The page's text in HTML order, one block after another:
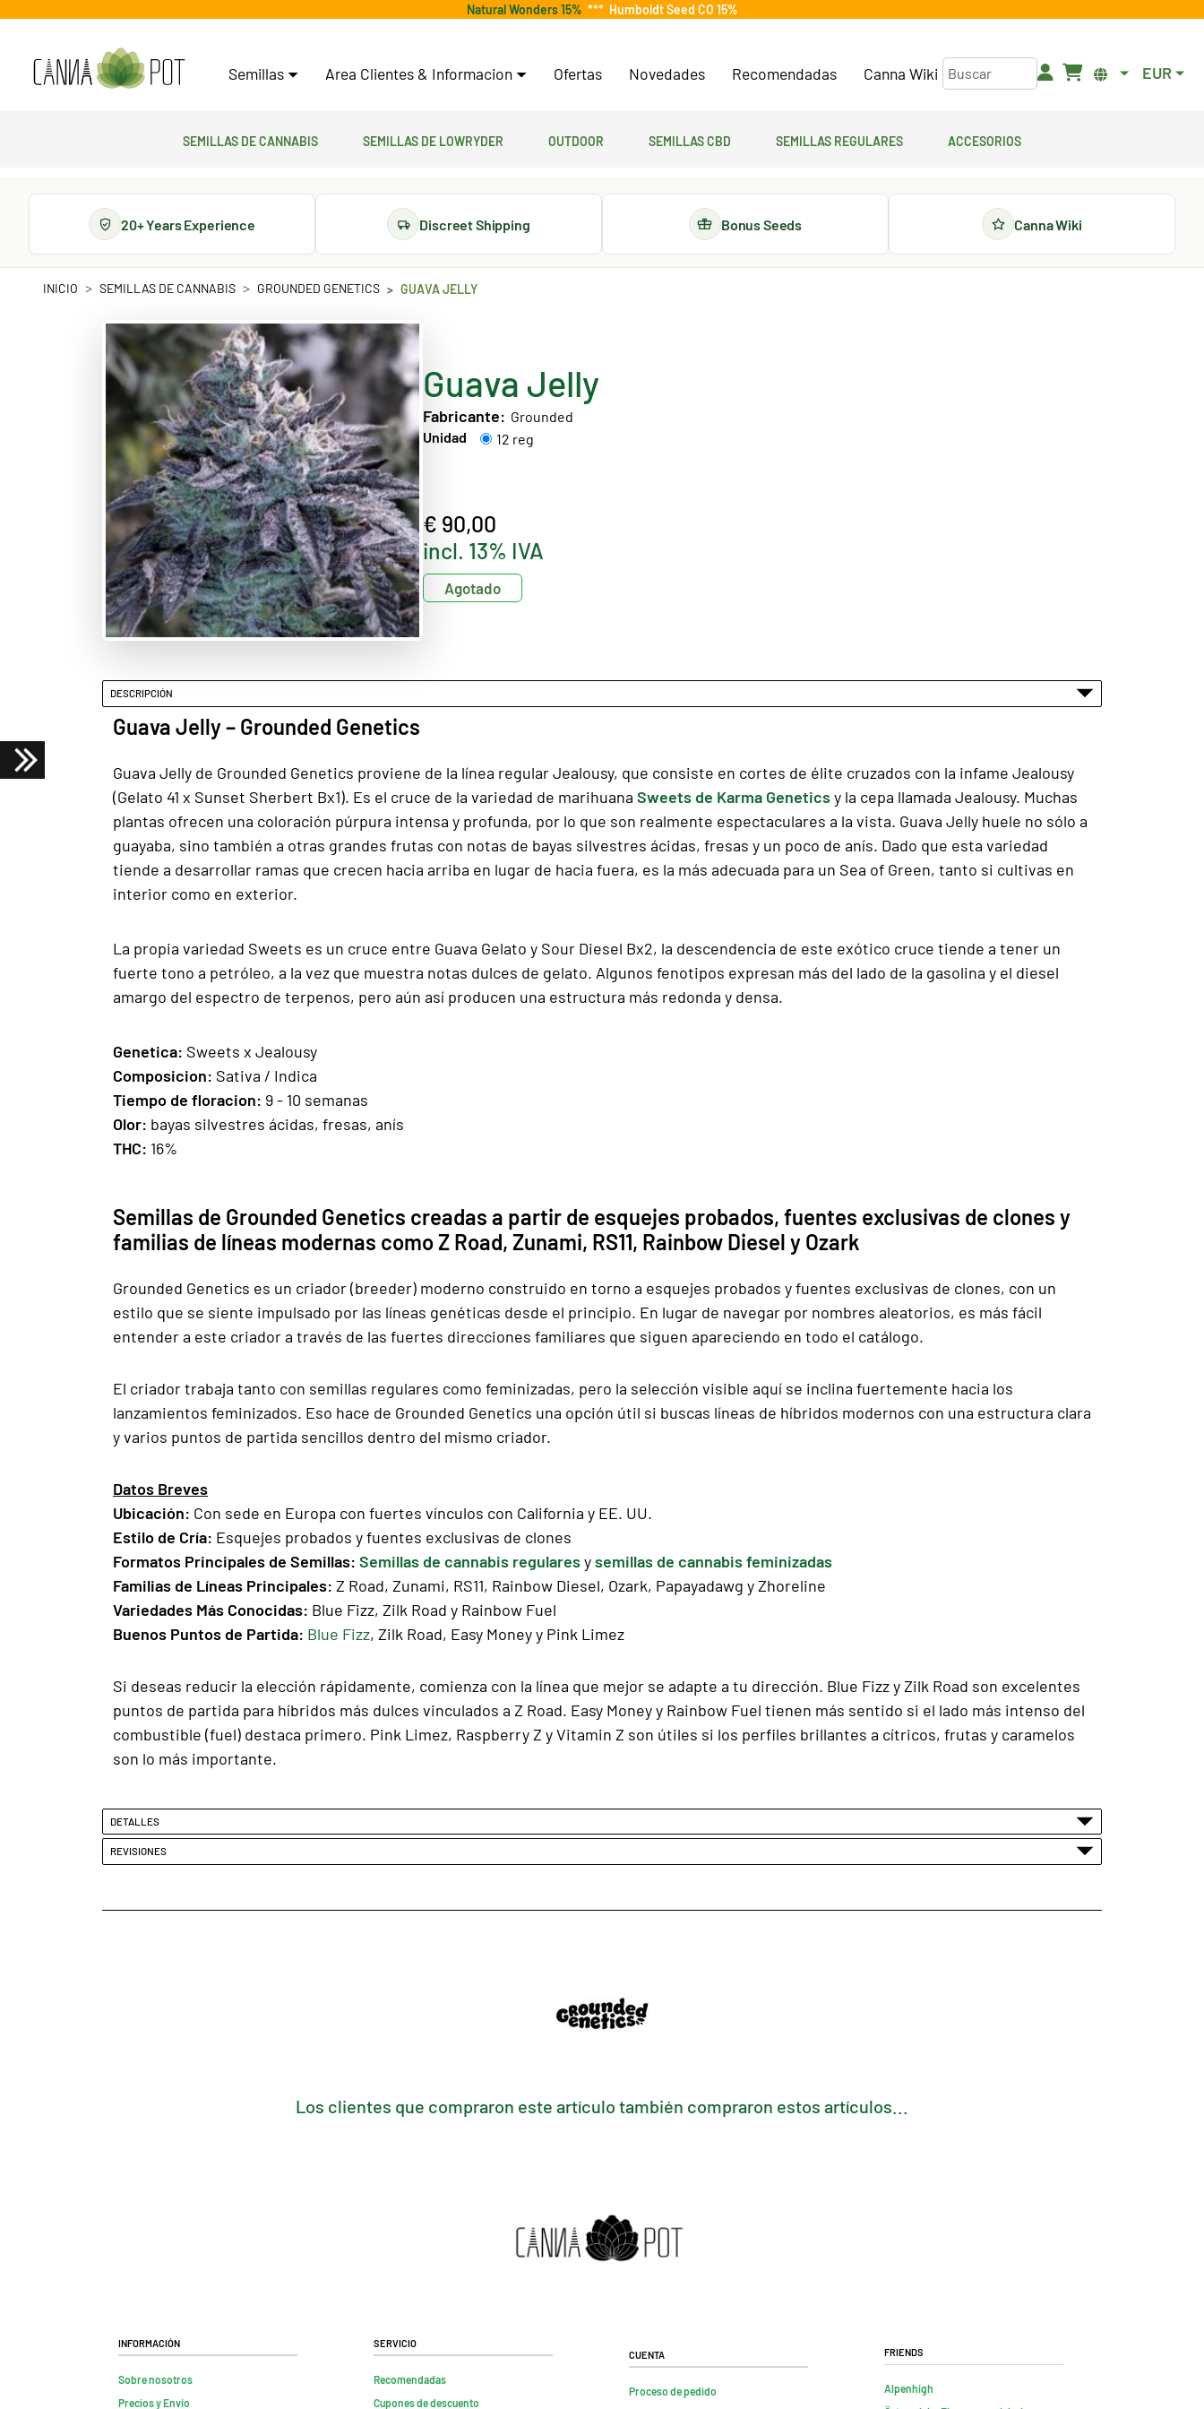
Natural Wonders 15% *** Humboldt Seed CO 15%
Semillas Area Clientes & Informacion Ofertas Novedades Recomendadas Canna Wiki EUR
Semillas de cannabis Semillas de lowryder Outdoor Semillas CBD Semillas regulares Accesorios
20+ Years Experience Discreet Shipping Bonus Seeds Canna Wiki
INICIO SEMILLAS DE CANNABIS GROUNDED GENETICS GUAVA JELLY
Guava Jelly
Fabricante: Grounded
Unidad
12 reg
€ 90,00
incl. 13% IVA
Agotado
DESCRIPCIÓN
Guava Jelly – Grounded Genetics
Guava Jelly de Grounded Genetics proviene de la línea regular Jealousy, que consiste en cortes de élite cruzados con la infame Jealousy
(Gelato 41 x Sunset Sherbert Bx1). Es el cruce de la variedad de marihuana Sweets de Karma Geneticsy la cepa llamada Jealousy. Muchas
plantas ofrecen una coloración púrpura intensa y profunda, por lo que son realmente espectaculares a la vista. Guava Jelly huele no sólo a
guayaba, sino también a otras grandes frutas con notas de bayas silvestres ácidas, fresas y un poco de anís. Dado que esta variedad
tiende a desarrollar ramas que crecen hacia arriba en lugar de hacia fuera, es la más adecuada para un Sea of Green, tanto si cultivas en
interior como en exterior.
La propia variedad Sweets es un cruce entre Guava Gelato y Sour Diesel Bx2, la descendencia de este exótico cruce tiende a tener un
fuerte tono a petróleo, a la vez que muestra notas dulces de gelato. Algunos fenotipos expresan más del lado de la gasolina y el diesel
amargo del espectro de terpenos, pero aún así producen una estructura más redonda y densa.
Genetica: Sweets x Jealousy
Composicion: Sativa / Indica
Tiempo de floracion: 9 - 10 semanas
Olor: bayas silvestres ácidas, fresas, anís
THC: 16%
Semillas de Grounded Genetics creadas a partir de esquejes probados, fuentes exclusivas de clones y
familias de líneas modernas como Z Road, Zunami, RS11, Rainbow Diesel y Ozark
Grounded Genetics es un criador (breeder) moderno construido en torno a esquejes probados y fuentes exclusivas de clones, con un
estilo que se siente impulsado por las líneas genéticas desde el principio. En lugar de navegar por nombres aleatorios, es más fácil
entender a este criador a través de las fuertes direcciones familiares que siguen apareciendo en todo el catálogo.
El criador trabaja tanto con semillas regulares como feminizadas, pero la selección visible aquí se inclina fuertemente hacia los
lanzamientos feminizados. Eso hace de Grounded Genetics una opción útil si buscas líneas de híbridos modernos con una estructura clara
y varios puntos de partida sencillos dentro del mismo criador.
Datos Breves
Ubicación: Con sede en Europa con fuertes vínculos con California y EE. UU.
Estilo de Cría: Esquejes probados y fuentes exclusivas de clones
Formatos Principales de Semillas: Semillas de cannabis regularesysemillas de cannabis feminizadas
Familias de Líneas Principales: Z Road, Zunami, RS11, Rainbow Diesel, Ozark, Papayadawg y Zhoreline
Variedades Más Conocidas: Blue Fizz, Zilk Road y Rainbow Fuel
Buenos Puntos de Partida: Blue Fizz, Zilk Road, Easy Money y Pink Limez
Si deseas reducir la elección rápidamente, comienza con la línea que mejor se adapte a tu dirección. Blue Fizz y Zilk Road son excelentes
puntos de partida para híbridos más dulces vinculados a Z Road. Easy Money y Rainbow Fuel tienen más sentido si el lado más intenso del
combustible (fuel) destaca primero. Pink Limez, Raspberry Z y Vitamin Z son útiles si los perfiles brillantes a cítricos, frutas y caramelos
son lo más importante.
DETALLES
REVISIONES
Los clientes que compraron este artículo también compraron estos artículos...
Información
Sobre nosotros
Precios y Envio
Servicio
Recomendadas
Cupones de descuento
Cuenta
Proceso de pedido
Friends
Alpenhigh